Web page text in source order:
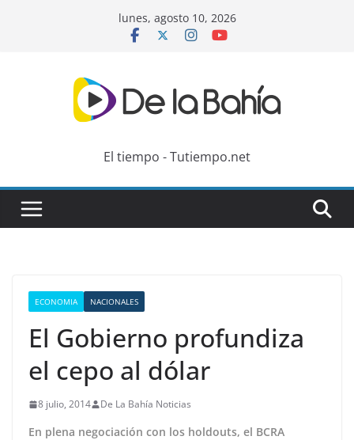
lunes, agosto 10, 2026
El tiempo - Tutiempo.net
ECONOMIA NACIONALES
El Gobierno profundiza
el cepo al dólar
8 julio, 2014 De La Bahía Noticias
En plena negociación con los holdouts, el BCRA